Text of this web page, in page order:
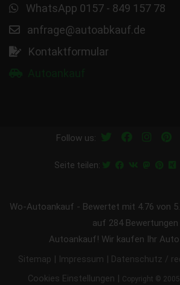
WhatsApp 0157 - 849 157 78
anfrage@autoabkauf.de
Kontaktformular
Follow us:
Seite teilen:
Wo-Autoankauf - Bewertet mit 4.76 von
auf 284Bewertungen
Autoankauf! Wir kaufen Ihr
Sitemap Impressum Datenschutz /
Cookies Einstellungen Copyright ©